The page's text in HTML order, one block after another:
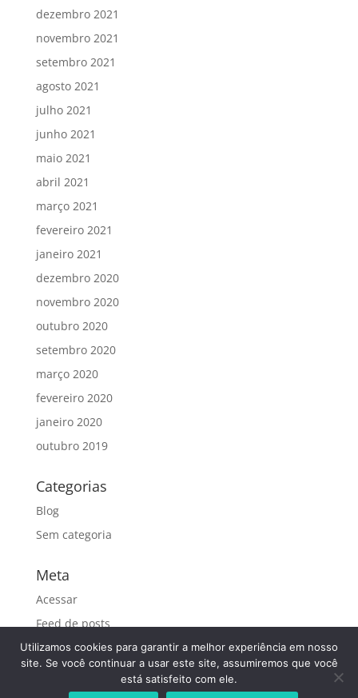
dezembro 2021
novembro 2021
setembro 2021
agosto 2021
julho 2021
junho 2021
maio 2021
abril 2021
março 2021
fevereiro 2021
janeiro 2021
dezembro 2020
novembro 2020
outubro 2020
setembro 2020
março 2020
fevereiro 2020
janeiro 2020
outubro 2019
Categorias
Blog
Sem categoria
Meta
Acessar
Feed de posts
Feed de comentários
WordPress.org
Utilizamos cookies para garantir a melhor experiência em nosso
site. Se você continuar a usar este site, assumiremos que você
está satisfeito com ele.